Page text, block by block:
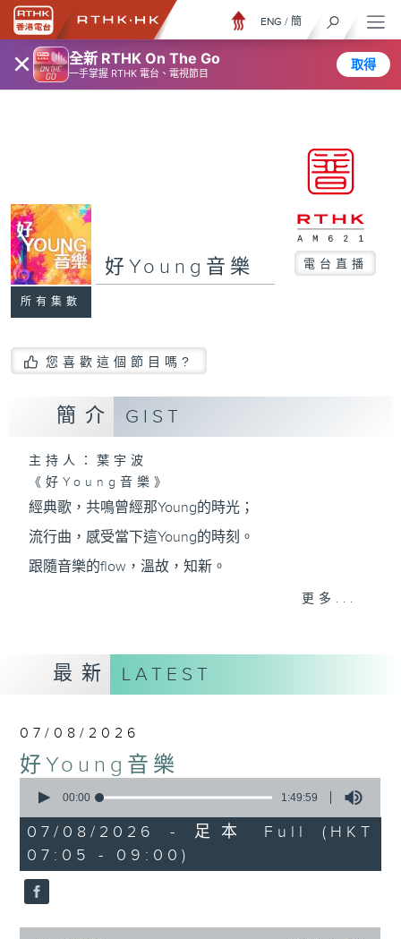
× 全新 RTHK On The Go
一手掌握 RTHK 電台、電視節目
取得
ENG / 簡
所有集數
好Young音樂 電台直播
您喜歡這個節目嗎?
簡介 GIST
主持人：葉宇波
《好Young音樂》
經典歌，共鳴曾經那Young的時光；
流行曲，感受當下這Young的時刻。
跟隨音樂的flow，溫故，知新。
（廣東歌經典）、溫故知新（新歌精選）。
《好Young音樂》
葉宇波為你呈現音樂好模Young！
更多...
最新 LATEST
07/08/2026
好Young音樂
seconds
1
hour,
49
minutes,
59
seconds
00:00 1:49:59
07/08/2026 - 足本 Full (HKT
07:05 - 09:00)